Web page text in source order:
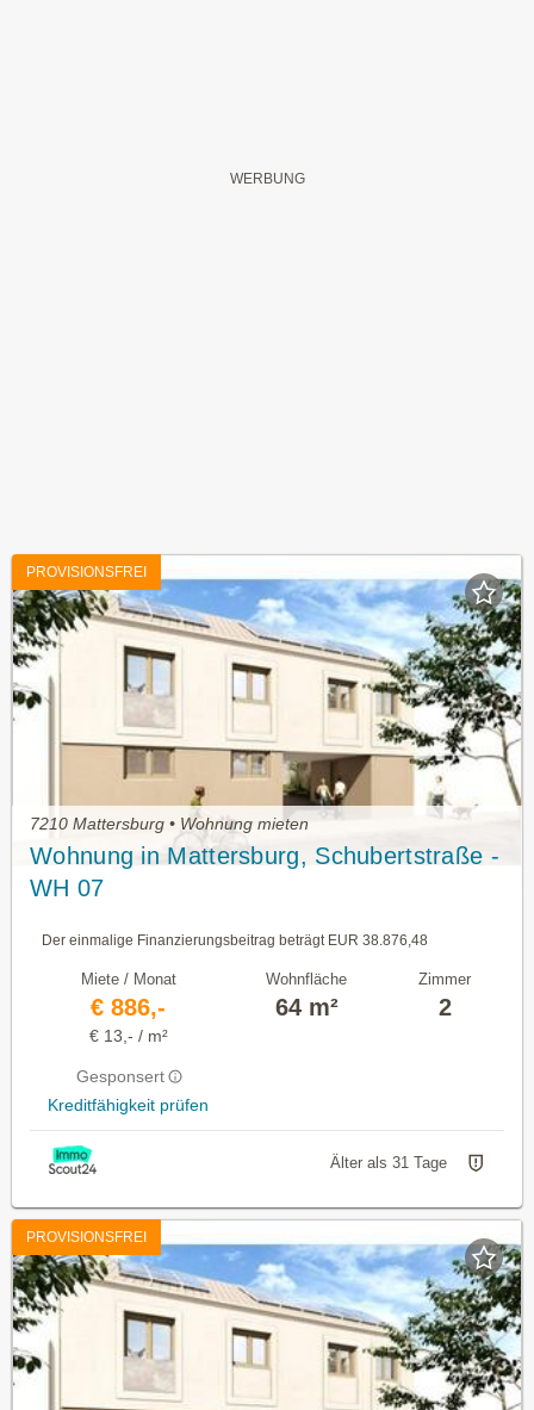
PROVISIONSFREI
7210 Mattersburg • Wohnung mieten
Wohnung in Mattersburg, Schubertstraße -
WH 07
Der einmalige Finanzierungsbeitrag beträgt EUR 38.876,48
Miete / Monat
€ 886,-
€ 13,- / m²
Gesponsert
Kreditfähigkeit prüfen
Wohnfläche
64 m²
Zimmer
2
Älter als 31 Tage
PROVISIONSFREI